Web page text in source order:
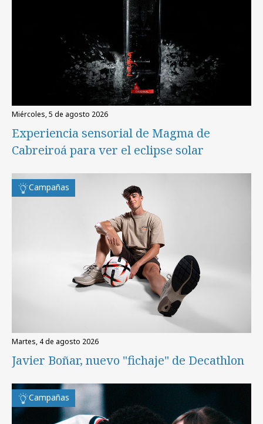
miércoles, 5 de agosto 2026
Experiencia sensorial de Magma de
Cabreiroá para ver el eclipse solar
Campañas
martes, 4 de agosto 2026
Javier Boñar, nuevo "fichaje" de Decathlon
Campañas